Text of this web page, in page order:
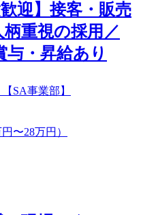
迎】接客・販売
重視の採用／
・昇給あり
SA事業部】
〜28万円）